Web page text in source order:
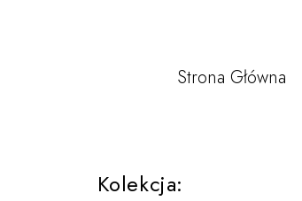
Strona Główna
Kolekcja: